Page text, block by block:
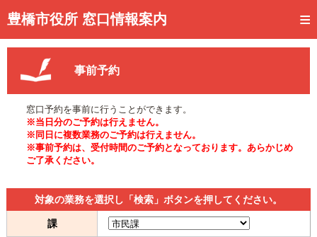
豊橋市役所 窓口情報案内
トップページ
事前予約
予約状況確認
窓口混雑状況
待ち状況確認
交付状況確認
メール通知登録
事前予約
窓口予約を事前に行うことができます。
※当日分のご予約は行えません。
※同日に複数業務のご予約は行えません。
※事前予約は、受付時間のご予約となっております。あらかじめ
ご了承ください。
対象の業務を選択し「検索」ボタンを押してください。
課